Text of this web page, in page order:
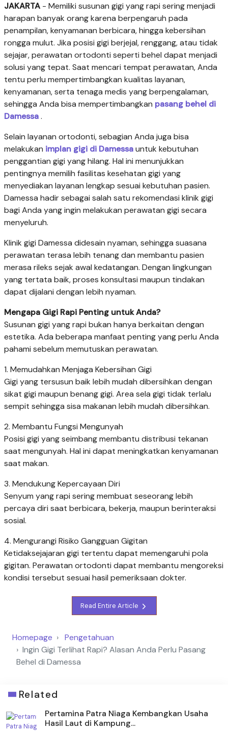
JAKARTA - Memiliki susunan gigi yang rapi sering menjadi
harapan banyak orang karena berpengaruh pada
penampilan, kenyamanan berbicara, hingga kebersihan
rongga mulut. Jika posisi gigi berjejal, renggang, atau tidak
sejajar, perawatan ortodonti seperti behel dapat menjadi
solusi yang tepat. Saat mencari tempat perawatan, Anda
tentu perlu mempertimbangkan kualitas layanan,
kenyamanan, serta tenaga medis yang berpengalaman,
sehingga Anda bisa mempertimbangkan pasang behel di
Damessa.
Selain layanan ortodonti, sebagian Anda juga bisa
melakukan implan gigi di Damessauntuk kebutuhan
penggantian gigi yang hilang. Hal ini menunjukkan
pentingnya memilih fasilitas kesehatan gigi yang
menyediakan layanan lengkap sesuai kebutuhan pasien.
Damessa hadir sebagai salah satu rekomendasi klinik gigi
bagi Anda yang ingin melakukan perawatan gigi secara
menyeluruh.
Klinik gigi Damessa didesain nyaman, sehingga suasana
perawatan terasa lebih tenang dan membantu pasien
merasa rileks sejak awal kedatangan. Dengan lingkungan
yang tertata baik, proses konsultasi maupun tindakan
dapat dijalani dengan lebih nyaman.
Mengapa Gigi Rapi Penting untuk Anda?
Susunan gigi yang rapi bukan hanya berkaitan dengan
estetika. Ada beberapa manfaat penting yang perlu Anda
pahami sebelum memutuskan perawatan.
1. Memudahkan Menjaga Kebersihan Gigi
Gigi yang tersusun baik lebih mudah dibersihkan dengan
sikat gigi maupun benang gigi. Area sela gigi tidak terlalu
sempit sehingga sisa makanan lebih mudah dibersihkan.
2. Membantu Fungsi Mengunyah
Posisi gigi yang seimbang membantu distribusi tekanan
saat mengunyah. Hal ini dapat meningkatkan kenyamanan
saat makan.
3. Mendukung Kepercayaan Diri
Senyum yang rapi sering membuat seseorang lebih
percaya diri saat berbicara, bekerja, maupun berinteraksi
sosial.
4. Mengurangi Risiko Gangguan Gigitan
Ketidaksejajaran gigi tertentu dapat memengaruhi pola
gigitan. Perawatan ortodonti dapat membantu mengoreksi
kondisi tersebut sesuai hasil pemeriksaan dokter.
Read Entire Article
Homepage
Pengetahuan
Ingin Gigi Terlihat Rapi? Alasan Anda Perlu Pasang
Behel di Damessa
Related
Pertamina Patra Niaga Kembangkan Usaha
Hasil Laut di Kampung...